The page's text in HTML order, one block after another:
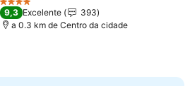
4 Estrelas
9,3 Excelente
393
a 0.3 km de Centro da cidade